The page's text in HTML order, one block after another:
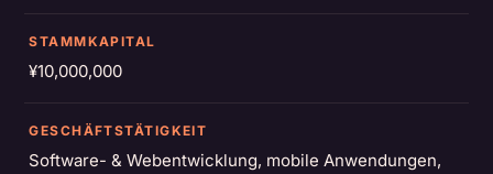
STAMMKAPITAL
¥10,000,000
GESCHÄFTSTÄTIGKEIT
Software- & Webentwicklung, mobile Anwendungen,